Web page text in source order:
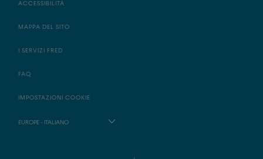
ACCESSIBILITÀ
MAPPA DEL SITO
I SERVIZI FRED
FAQ
IMPOSTAZIONI COOKIE
EUROPE - ITALIANO